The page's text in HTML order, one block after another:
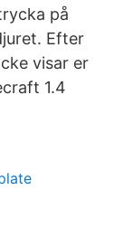
på
Efter
visar er
1.4